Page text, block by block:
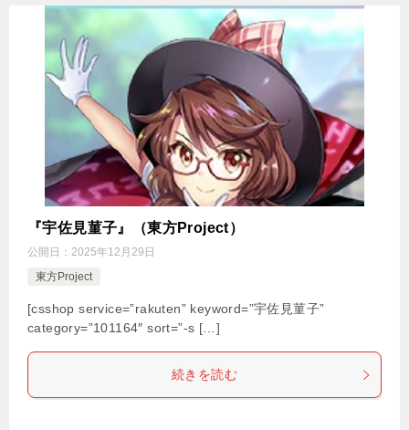
『宇佐見菫子』（東方Project）
公開日： 2025年12月29日
東方Project
[csshop service=”rakuten” keyword=”宇佐見菫子”
category=”101164″ sort=”-s […]
続きを読む